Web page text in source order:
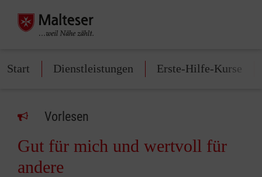
Start Dienstleistungen Erste-Hilfe-Kurse
Vorlesen
Gut für mich und wertvoll für
andere